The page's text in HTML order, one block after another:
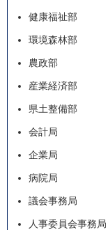
健康福祉部
環境森林部
農政部
産業経済部
県土整備部
会計局
企業局
病院局
議会事務局
人事委員会事務局